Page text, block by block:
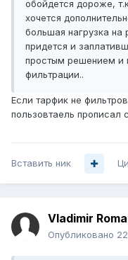
обойдется дороже,
хочется
большая нагрузка на
придется и
простым решением и
фильтрации..
Если тарфик не
пользовтаель
Вставить ник
Vladimir
Опубликовано